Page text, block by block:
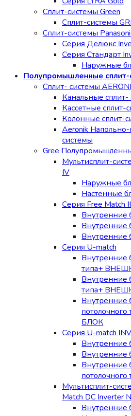
Сплит-системы Green
Сплит-системы
Сплит-системы
Серия Делюкс
Серия Стандарт
Наружные
Полупромышленные сплит-
Сплит- системы
Канальные сплит-
Кассетные сплит-
Колонные сплит-
Aeronik
системы
Gree
Мультисплит-
IV
Наружные
Настенные
Серия Free Match
Внутренние
Внутренние
Внутренние
Серия U-match
Внутренние
типа+
Внутренние
типа+
Внутренние
БЛОК
Серия U-match
Внутренние
Внутренние
Внутренние
потолочного
Мультисплит-
Match DC Inverter
Внутренние